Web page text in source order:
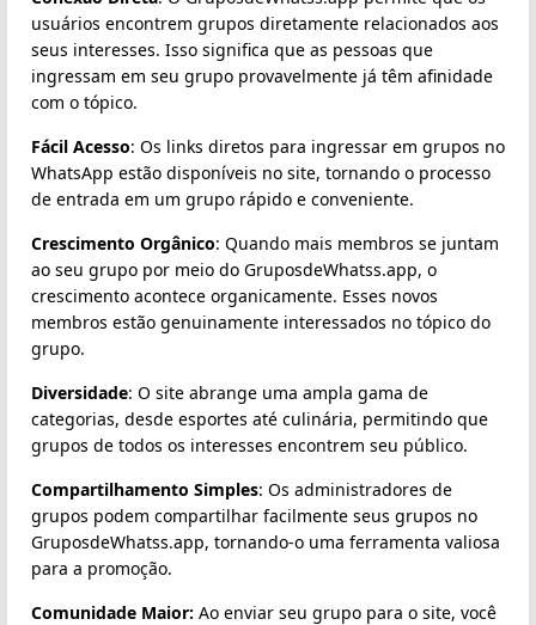
usuários encontrem grupos diretamente relacionados aos
seus interesses. Isso significa que as pessoas que
ingressam em seu grupo provavelmente já têm afinidade
com o tópico.
Fácil Acesso: Os links diretos para ingressar em grupos no
WhatsApp estão disponíveis no site, tornando o processo
de entrada em um grupo rápido e conveniente.
Crescimento Orgânico: Quando mais membros se juntam
ao seu grupo por meio do GruposdeWhatss.app, o
crescimento acontece organicamente. Esses novos
membros estão genuinamente interessados no tópico do
grupo.
Diversidade: O site abrange uma ampla gama de
categorias, desde esportes até culinária, permitindo que
grupos de todos os interesses encontrem seu público.
Compartilhamento Simples: Os administradores de
grupos podem compartilhar facilmente seus grupos no
GruposdeWhatss.app, tornando-o uma ferramenta valiosa
para a promoção.
Comunidade Maior: Ao enviar seu grupo para o site, você